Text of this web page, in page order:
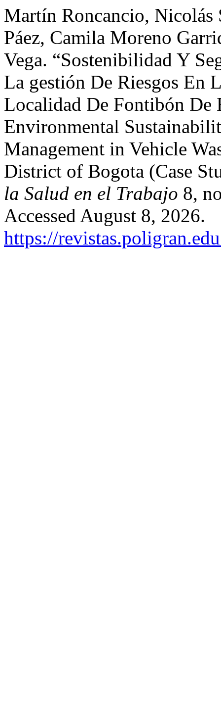
Martín Roncancio, Nicolás
Páez, Camila Moreno
Vega. “Sostenibilidad Y
La gestión De Riesgos En
Localidad De Fontibón De
Environmental
Management in Vehicle
District of Bogota (Case
la Salud en el Trabajo 8,
Accessed August 8, 2026.
https://